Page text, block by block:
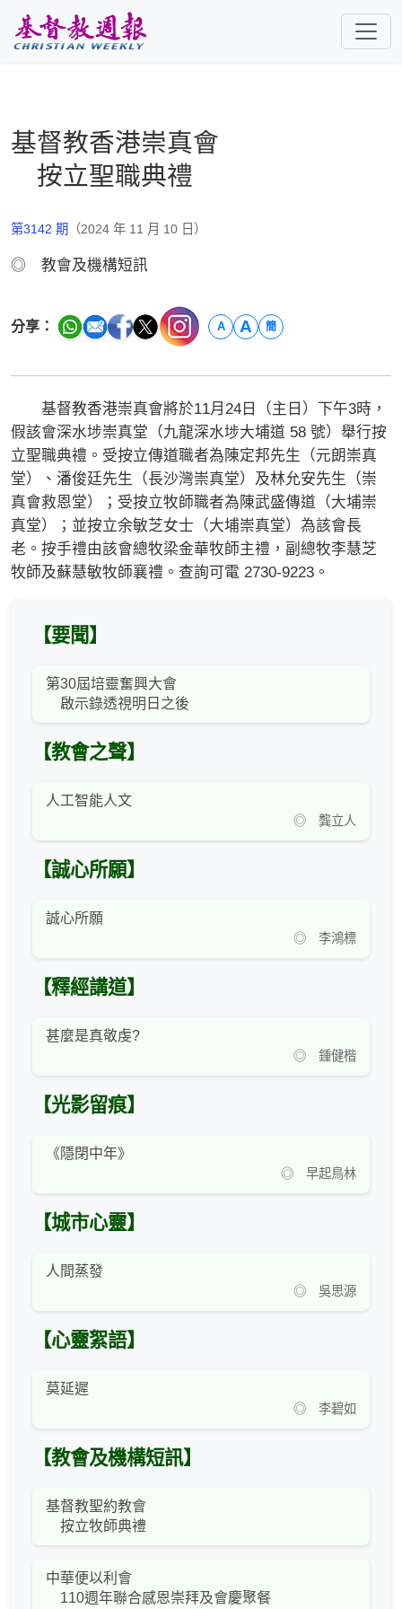
基督教香港崇真會
按立聖職典禮
第3142 期 （2024 年 11 月 10 日）
◎ 教會及機構短訊
分享： A A 簡
基督教香港崇真會將於11月24日（主日）下午3時，
假該會深水埗崇真堂（九龍深水埗大埔道 58 號）舉行按
立聖職典禮。受按立傳道職者為陳定邦先生（元朗崇真
堂）、潘俊廷先生（長沙灣崇真堂）及林允安先生（崇
真會救恩堂）；受按立牧師職者為陳武盛傳道（大埔崇
真堂）；並按立余敏芝女士（大埔崇真堂）為該會長
老。按手禮由該會總牧梁金華牧師主禮，副總牧李慧芝
牧師及蘇慧敏牧師襄禮。查詢可電 2730-9223。
【要聞】
第30屆培靈奮興大會
啟示錄透視明日之後
【教會之聲】
人工智能人文
◎ 龔立人
【誠心所願】
誠心所願
◎ 李鴻標
【釋經講道】
甚麼是真敬虔?
◎ 鍾健楷
【光影留痕】
《隱閉中年》
◎ 早起鳥林
【城市心靈】
人間蒸發
◎ 吳思源
【心靈絮語】
莫延遲
◎ 李碧如
【教會及機構短訊】
基督教聖約教會
按立牧師典禮
中華便以利會
110週年聯合感恩崇拜及會慶聚餐